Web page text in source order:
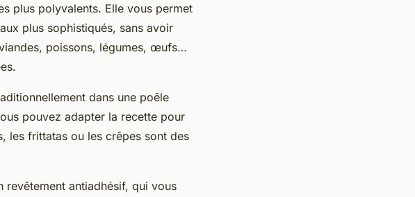
plus polyvalents. Elle vous permet
plus sophistiqués, sans avoir
poissons, légumes, œufs…
dans une poêle
pouvez adapter la recette pour
les frittatas ou les crêpes sont des
revêtement antiadhésif, qui vous